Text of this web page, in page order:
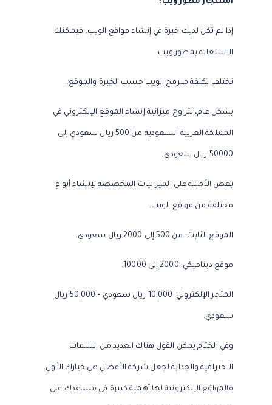
إذا لم تكن لديك خبرة في إنشاء مواقع الويب، فيمكنك
الاستعانة بمطور ويب.
تختلف تكلفة مبرمج الويب حسب الخبرة والموقع.
بشكل عام، تتراوح ميزانية إنشاء الموقع الإلكتروني في
المملكة العربية السعودية من 500 ريال سعودي إلى
50000 ريال سعودي.
بعض الأمثلة على الميزانيات المخصصة لإنشاء أنواع
مختلفة من مواقع الويب.
الموقع الثابت: من 500 إلى 2000 ريال سعودي.
موقع ديناميكي: 2000 إلى 10000.
المتجر الإلكتروني: 10,000 ريال سعودي – 50,000 ريال
سعودي.
وفي الختام يمكن القول هناك العديد من السمات
الاحترافية والجذابة لجعل شركة الأفضل هي خيارك الأول،
فالمواقع الإلكترونية لها أهمية كبيرة في مساعدك علي